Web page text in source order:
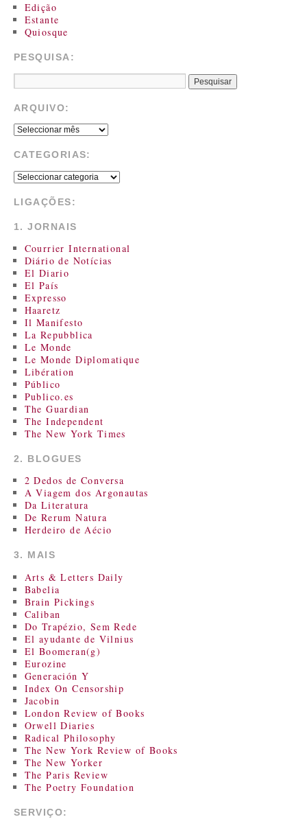
Edição
Estante
Quiosque
PESQUISA:
ARQUIVO:
CATEGORIAS:
LIGAÇÕES:
1. JORNAIS
Courrier International
Diário de Notícias
El Diario
El País
Expresso
Haaretz
Il Manifesto
La Repubblica
Le Monde
Le Monde Diplomatique
Libération
Público
Publico.es
The Guardian
The Independent
The New York Times
2. BLOGUES
2 Dedos de Conversa
A Viagem dos Argonautas
Da Literatura
De Rerum Natura
Herdeiro de Aécio
3. MAIS
Arts & Letters Daily
Babelia
Brain Pickings
Caliban
Do Trapézio, Sem Rede
El ayudante de Vilnius
El Boomeran(g)
Eurozine
Generación Y
Index On Censorship
Jacobin
London Review of Books
Orwell Diaries
Radical Philosophy
The New York Review of Books
The New Yorker
The Paris Review
The Poetry Foundation
SERVIÇO: